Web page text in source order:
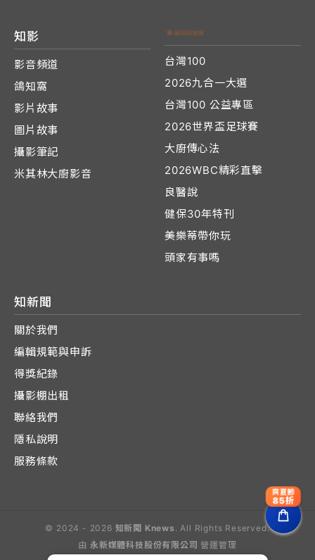
知影
影音頻道
鴿知窩
影片故事
圖片故事
攝影筆記
米其林大廚影音
台灣100
2026九合一大選
台灣100 公益專區
2026世界盃足球賽
大廚傳心法
2026WBC精彩直擊
良醫說
健保30年特刊
美樂蒂帶你玩
頭家有事嗎
知新聞
關於我們
編輯規範與申訴
得獎紀錄
攝影棚出租
聯絡我們
隱私說明
服務條款
© 2024 - 2026 知新聞 Knews . All Rights Reserved.
由 永新媒體科技股份有限公司 營運管理
爽夏節
85折